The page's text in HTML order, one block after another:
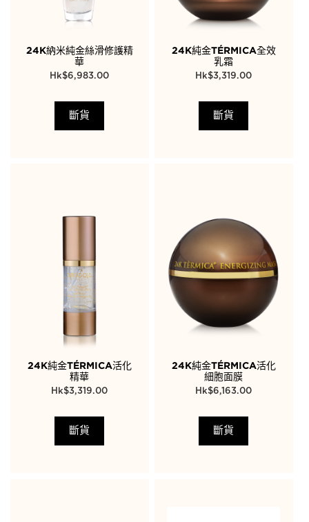
24K納米純金絲滑修護精
華
$6,983.00
斷貨
24K純金TÉRMICA全效
乳霜
$3,319.00
斷貨
24K純金TÉRMICA活化
精華
$3,319.00
斷貨
24K純金TÉRMICA活化
細胞面膜
$6,163.00
斷貨